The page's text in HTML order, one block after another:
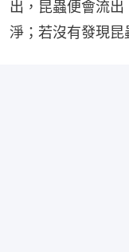
出，昆蟲便會流
淨；若沒有發現昆